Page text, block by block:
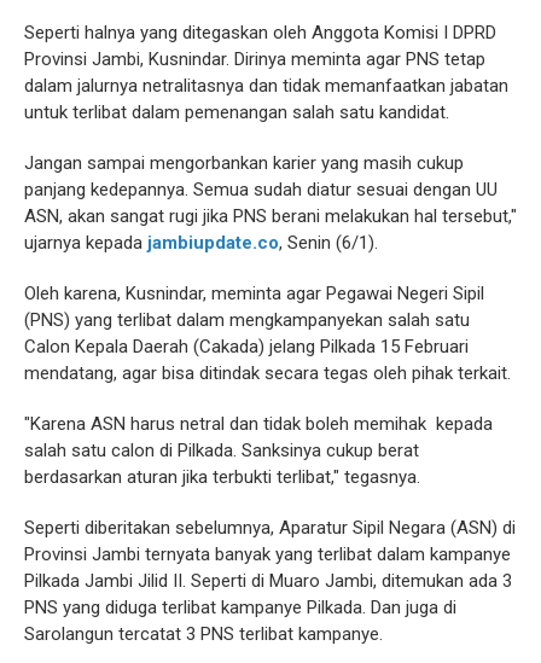
Seperti halnya yang ditegaskan oleh Anggota Komisi I DPRD
Provinsi Jambi, Kusnindar. Dirinya meminta agar PNS tetap
dalam jalurnya netralitasnya dan tidak memanfaatkan jabatan
untuk terlibat dalam pemenangan salah satu kandidat.
Jangan sampai mengorbankan karier yang masih cukup
panjang kedepannya. Semua sudah diatur sesuai dengan UU
ASN, akan sangat rugi jika PNS berani melakukan hal tersebut,"
ujarnya kepada jambiupdate.co, Senin (6/1).
Oleh karena, Kusnindar, meminta agar Pegawai Negeri Sipil
(PNS) yang terlibat dalam mengkampanyekan salah satu
Calon Kepala Daerah (Cakada) jelang Pilkada 15 Februari
mendatang, agar bisa ditindak secara tegas oleh pihak terkait.
"Karena ASN harus netral dan tidak boleh memihak kepada
salah satu calon di Pilkada. Sanksinya cukup berat
berdasarkan aturan jika terbukti terlibat," tegasnya.
Seperti diberitakan sebelumnya, Aparatur Sipil Negara (ASN) di
Provinsi Jambi ternyata banyak yang terlibat dalam kampanye
Pilkada Jambi Jilid II. Seperti di Muaro Jambi, ditemukan ada 3
PNS yang diduga terlibat kampanye Pilkada. Dan juga di
Sarolangun tercatat 3 PNS terlibat kampanye.